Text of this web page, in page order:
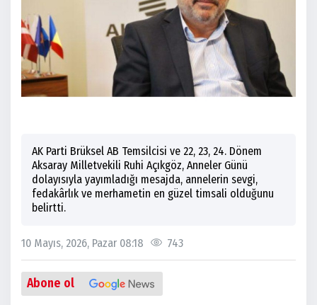
AK Parti Brüksel AB Temsilcisi ve 22, 23, 24. Dönem
Aksaray Milletvekili Ruhi Açıkgöz, Anneler Günü
dolayısıyla yayımladığı mesajda, annelerin sevgi,
fedakârlık ve merhametin en güzel timsali olduğunu
belirtti.
10 Mayıs, 2026, Pazar 08:18 743
Abone ol